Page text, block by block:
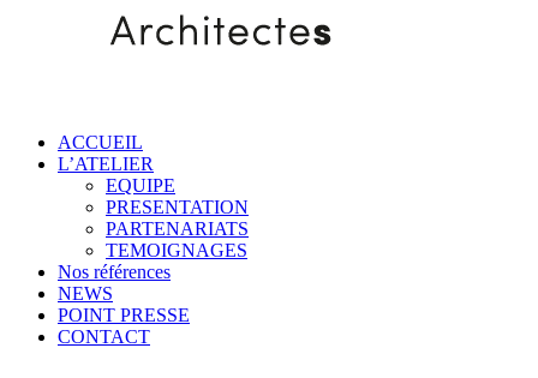
ACCUEIL
L’ATELIER
EQUIPE
PRESENTATION
PARTENARIATS
TEMOIGNAGES
Nos références
NEWS
POINT PRESSE
CONTACT